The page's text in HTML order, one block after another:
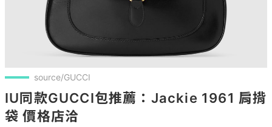
source/GUCCI
IU同款GUCCI包推薦：Jackie 1961 肩揹
袋 價格店洽
喜歡JACKIE系列又喜愛大包的人一定要選這咖！IU出
遠門都會選擇它，優雅俐落的包型可以搭配各種穿
搭，而且超大的內容量讓出門所有必備物都能放進